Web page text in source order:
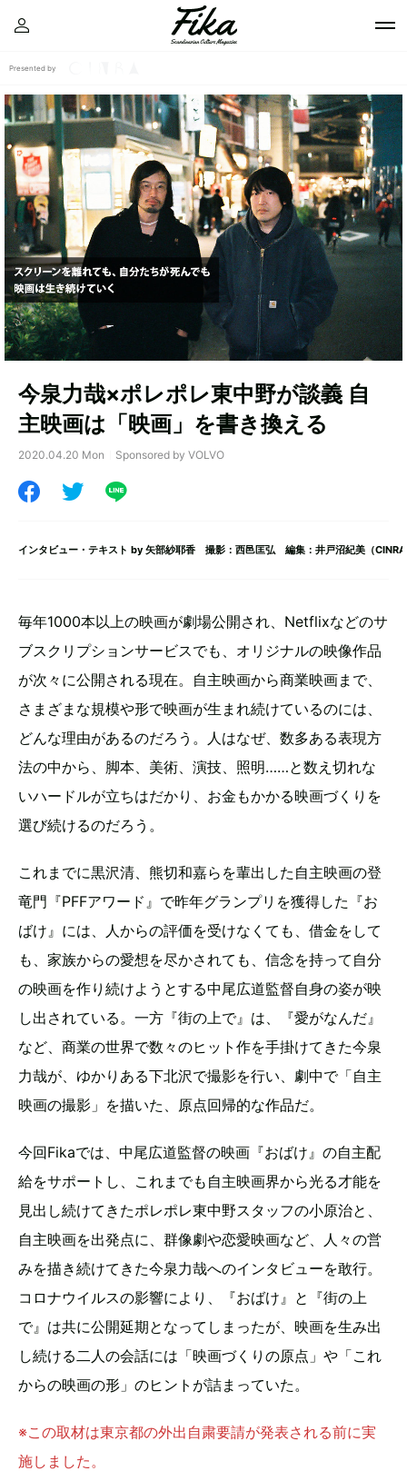
Presented by
今泉力哉×ポレポレ東中野が談義 自
主映画は「映画」を書き換える
2020.04.20 Mon Sponsored by VOLVO
インタビュー・テキスト by 矢部紗耶香 撮影：西邑匡弘 編集：井戸沼紀美（
毎年1000本以上の映画が劇場公開され、Netflixなどのサ
ブスクリプションサービスでも、オリジナルの映像作品
が次々に公開される現在。自主映画から商業映画まで、
さまざまな規模や形で映画が生まれ続けているのには、
どんな理由があるのだろう。人はなぜ、数多ある表現方
法の中から、脚本、美術、演技、照明……と数え切れな
いハードルが立ちはだかり、お金もかかる映画づくりを
選び続けるのだろう。
これまでに黒沢清、熊切和嘉らを輩出した自主映画の登
竜門『PFFアワード』で昨年グランプリを獲得した『お
ばけ』には、人からの評価を受けなくても、借金をして
も、家族からの愛想を尽かされても、信念を持って自分
の映画を作り続けようとする中尾広道監督自身の姿が映
し出されている。一方『街の上で』は、『愛がなんだ』
など、商業の世界で数々のヒット作を手掛けてきた今泉
力哉が、ゆかりある下北沢で撮影を行い、劇中で「自主
映画の撮影」を描いた、原点回帰的な作品だ。
今回Fikaでは、中尾広道監督の映画『おばけ』の自主配
給をサポートし、これまでも自主映画界から光る才能を
見出し続けてきたポレポレ東中野スタッフの小原治と、
自主映画を出発点に、群像劇や恋愛映画など、人々の営
みを描き続けてきた今泉力哉へのインタビューを敢行。
コロナウイルスの影響により、『おばけ』と『街の上
で』は共に公開延期となってしまったが、映画を生み出
し続ける二人の会話には「映画づくりの原点」や「これ
からの映画の形」のヒントが詰まっていた。
※この取材は東京都の外出自粛要請が発表される前に実
施しました。